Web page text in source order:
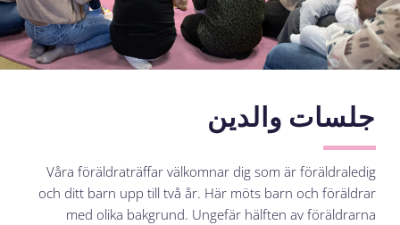
جلسات والدین
Våra föräldraträffar välkomnar dig som är föräldraledig
och ditt barn upp till två år. Här möts barn och föräldrar
med olika bakgrund. Ungefär hälften av föräldrarna